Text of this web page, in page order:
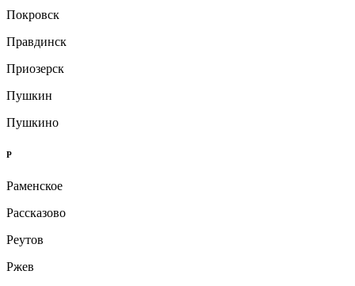
Покровск
Правдинск
Приозерск
Пушкин
Пушкино
Р
Раменское
Рассказово
Реутов
Ржев